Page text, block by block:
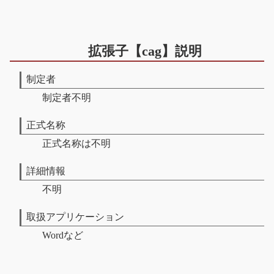
拡張子【cag】説明
制定者
制定者不明
正式名称
正式名称は不明
詳細情報
不明
取扱アプリケーション
Wordなど